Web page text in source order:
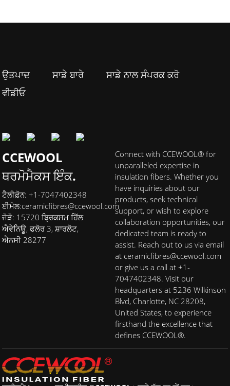
ਉਤਪਾਦ ਸਾਡੇ ਬਾਰੇ
ਸਾਡੇ ਨਾਲ ਸੰਪਰਕ ਕਰੋ
ਵੀਡੀਓ
CCEWOOL
ਥਰਮੋਮੈਕਸ ਇੰਕ.
ਟੈਲੀਫ਼ੋਨ: +1-7047402348
ਈਮੇਲ:ceramicfibres@ccewool.com
ਜੋੜੋ: 15720 ਬ੍ਰਿਕਸਮ ਹਿੱਲ
ਐਵੇਨਿਊ, ਫਲੋਰ 3, ਸ਼ਾਰਲੋਟ,
ਐਨਸੀ 28277
Connect with CCEWOOL® for
unparalleled expertise in
insulation fibers. Whether you
have inquiries about our
products, seek technical
support, or wish to explore
collaboration opportunities, our
dedicated team is ready to
assist. Reach out to us via email
at ceramicfibres@ccewool.com
or give us a call at +1-
7047402348. Visit our
headquarters at 5236 Wilkinson
Blvd, Charlotte, NC 28208,
United States, to experience
firsthand the excellence that
defines CCEWOOL®.